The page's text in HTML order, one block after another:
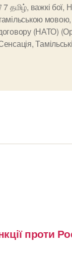
7 தமிழ், важкі бої,
мовою,
(НАТО)
,
проти